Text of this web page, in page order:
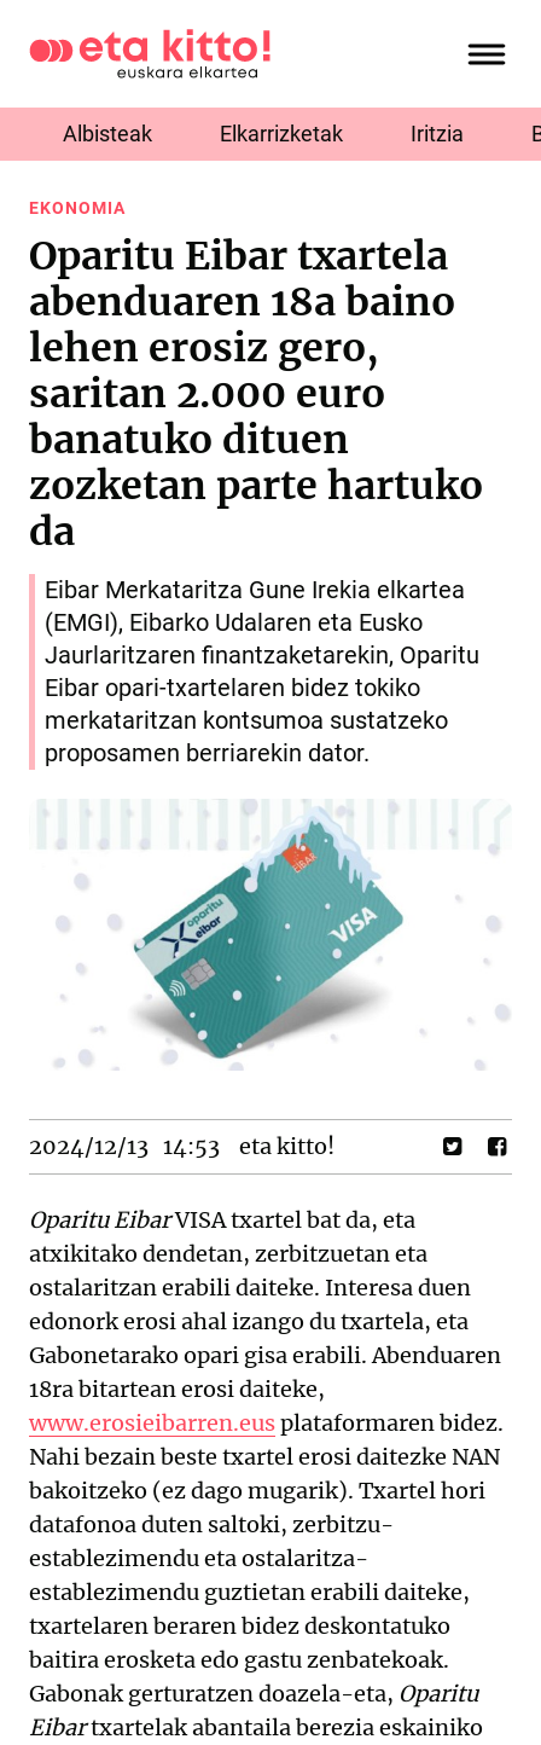
Albisteak Elkarrizketak Iritzia
EKONOMIA
Oparitu Eibar txartela
abenduaren 18a baino
lehen erosiz gero,
saritan 2.000 euro
banatuko dituen
zozketan parte hartuko
da
Eibar Merkataritza Gune Irekia elkartea
(EMGI), Eibarko Udalaren eta Eusko
Jaurlaritzaren finantzaketarekin, Oparitu
Eibar opari-txartelaren bidez tokiko
merkataritzan kontsumoa sustatzeko
proposamen berriarekin dator.
2024/12/13 14:53 eta kitto!
Oparitu EibarVISA txartel bat da, eta
atxikitako dendetan, zerbitzuetan eta
ostalaritzan erabili daiteke. Interesa duen
edonork erosi ahal izango du txartela, eta
Gabonetarako opari gisa erabili. Abenduaren
18ra bitartean erosi daiteke,
www.erosieibarren.eusplataformaren bidez.
Nahi bezain beste txartel erosi daitezke NAN
bakoitzeko (ez dago mugarik). Txartel hori
datafonoa duten saltoki, zerbitzu-
establezimendu eta ostalaritza-
establezimendu guztietan erabili daiteke,
txartelaren beraren bidez deskontatuko
baitira erosketa edo gastu zenbatekoak.
Gabonak gerturatzen doazela-eta, Oparitu
Eibartxartelak abantaila berezia eskainiko